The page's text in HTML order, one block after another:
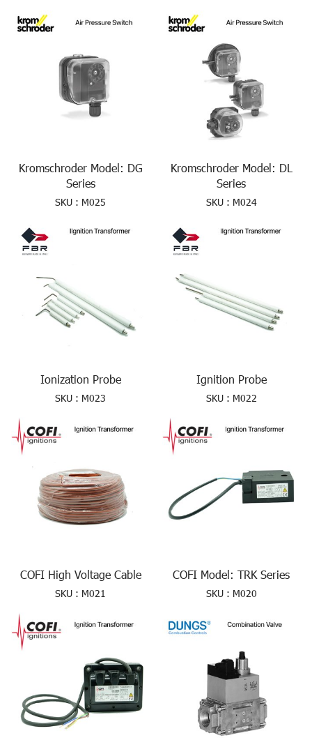
Kromschroder Model: DG
Series
SKU : M025
Kromschroder Model: DL
Series
SKU : M024
Ionization Probe
SKU : M023
Ignition Probe
SKU : M022
COFI High Voltage Cable
SKU : M021
COFI Model: TRK Series
SKU : M020